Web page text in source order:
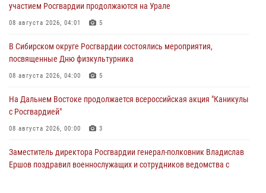
участием Росгвардии продолжаются на Урале
08 августа 2026, 04:01 5
В Сибирском округе Росгвардии состоялись мероприятия,
посвященные Дню физкультурника
08 августа 2026, 04:00 5
На Дальнем Востоке продолжается всероссийская акция "Каникулы
с Росгвардией"
08 августа 2026, 00:00 3
Заместитель директора Росгвардии генерал-полковник Владислав
Ершов поздравил военнослужащих и сотрудников ведомства с